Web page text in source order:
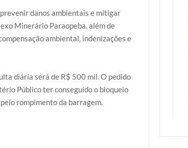
danos ambientais e mitigar
Minerário Paraopeba, além de
ambiental, indenizações e
diária será de R$ 500 mil. O pedido
Público ter conseguido o bloqueio
rompimento da barragem.